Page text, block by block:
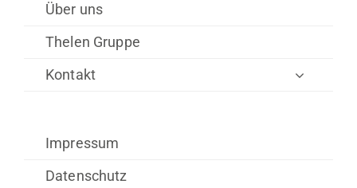
Über uns
Thelen Gruppe
Kontakt
Impressum
Datenschutz